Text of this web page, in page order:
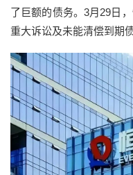
了巨额的债务。3月29日
重大诉讼及未能清偿到期